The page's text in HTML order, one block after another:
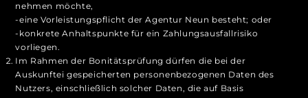
nehmen möchte,
-eine Vorleistungspflicht der Agentur Neun besteht; oder
-konkrete Anhaltspunkte für ein Zahlungsausfallrisiko
vorliegen.
Im Rahmen der Bonitätsprüfung dürfen die bei der
Auskunftei gespeicherten personenbezogenen Daten des
Nutzers, einschließlich solcher Daten, die auf Basis